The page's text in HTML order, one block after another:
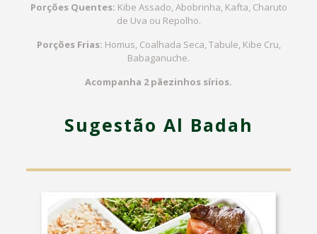
Porções Quentes: Kibe Assado, Abobrinha, Kafta, Charuto
de Uva ou Repolho.
Porções Frias: Homus, Coalhada Seca, Tabule, Kibe Cru,
Babaganuche.
Acompanha 2 pãezinhos sírios.
Sugestão Al Badah